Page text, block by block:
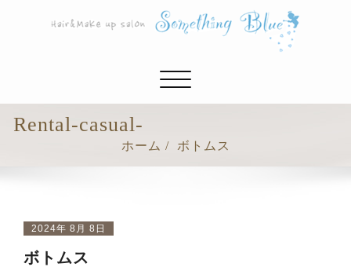
ナ
シ
ョ
Rental-casual-
ホーム ボトムス
2024年 8月 8日
ボトムス